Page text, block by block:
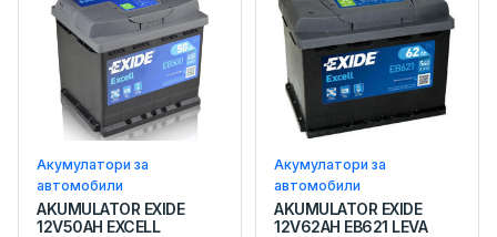
Акумулатори за
автомобили
AKUMULATOR EXIDE
12V50AH EXCELL
Акумулатори за
автомобили
AKUMULATOR EXIDE
12V62AH EB621 LEVA